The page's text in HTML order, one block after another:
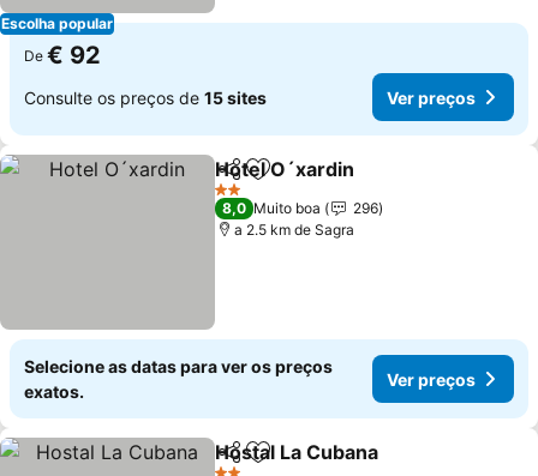
Escolha popular
De € 92
Consulte os preços de 15 sites Ver preços
PartilharAdicionar aos favoritos
Hotel O´xardin
2 Estrelas
8,0 Muito boa
296
a 2.5 km de Sagra
Selecione as datas para ver os preços
exatos.
Ver preços
PartilharAdicionar aos favoritos
Hostal La Cubana